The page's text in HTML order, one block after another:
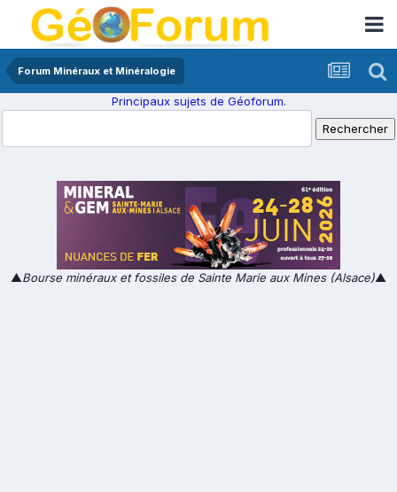
Forum Minéraux et Minéralogie
Principaux sujets de Géoforum.
▲Bourse minéraux et fossiles de Sainte Marie aux Mines (Alsace)▲